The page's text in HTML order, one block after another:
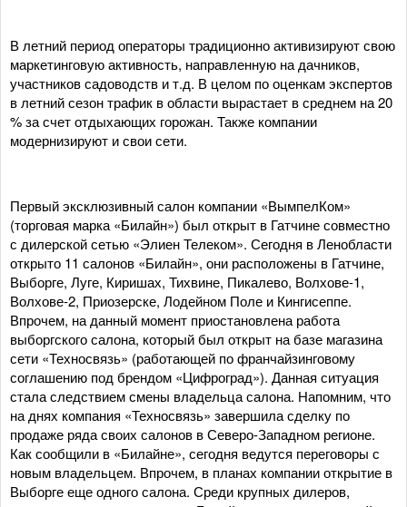
В летний период операторы традиционно активизируют свою
маркетинговую активность, направленную на дачников,
участников садоводств и т.д. В целом по оценкам экспертов
в летний сезон трафик в области вырастает в среднем на 20
% за счет отдыхающих горожан. Также компании
модернизируют и свои сети.
Первый эксклюзивный салон компании «ВымпелКом»
(торговая марка «Билайн») был открыт в Гатчине совместно
с дилерской сетью «Элиен Телеком». Сегодня в Ленобласти
открыто 11 салонов «Билайн», они расположены в Гатчине,
Выборге, Луге, Киришах, Тихвине, Пикалево, Волхове-1,
Волхове-2, Приозерске, Лодейном Поле и Кингисеппе.
Впрочем, на данный момент приостановлена работа
выборгского салона, который был открыт на базе магазина
сети «Техносвязь» (работающей по франчайзинговому
соглашению под брендом «Цифроград»). Данная ситуация
стала следствием смены владельца салона. Напомним, что
на днях компания «Техносвязь» завершила сделку по
продаже ряда своих салонов в Северо-Западном регионе.
Как сообщили в «Билайне», сегодня ведутся переговоры с
новым владельцем. Впрочем, в планах компании открытие в
Выборге еще одного салона. Среди крупных дилеров,